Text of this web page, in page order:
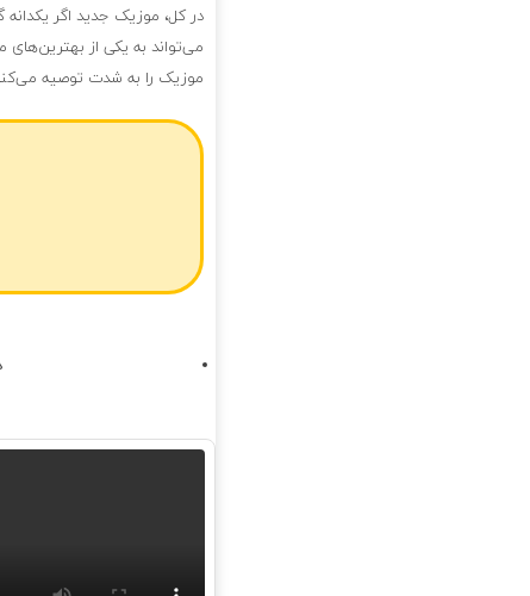
در کل، موزیک جدید اگر یکدانه
می‌تواند به یکی از
موزیک را به شدت توصیه